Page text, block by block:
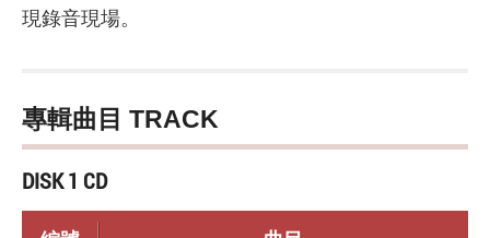
現錄音現場。
專輯曲目 TRACK
DISK 1 CD